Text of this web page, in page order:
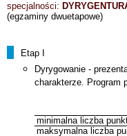
specjalności:
(egzaminy dwuetapowe)
Etap I
Dyrygowanie -
charakterze. Program
minimalna liczba
maksymalna liczba